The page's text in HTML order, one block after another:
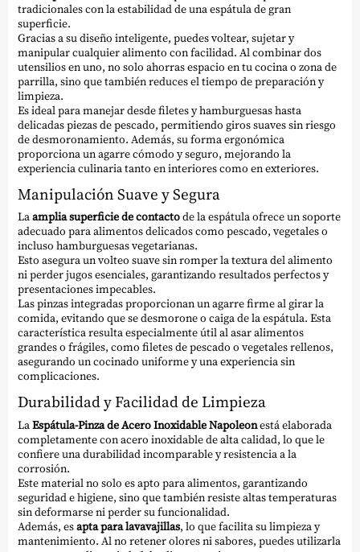
tradicionales con la estabilidad de una espátula de gran
superficie.
Gracias a su diseño inteligente, puedes voltear, sujetar y
manipular cualquier alimento con facilidad. Al combinar dos
utensilios en uno, no solo ahorras espacio en tu cocina o zona de
parrilla, sino que también reduces el tiempo de preparación y
limpieza.
Es ideal para manejar desde filetes y hamburguesas hasta
delicadas piezas de pescado, permitiendo giros suaves sin riesgo
de desmoronamiento. Además, su forma ergonómica
proporciona un agarre cómodo y seguro, mejorando la
experiencia culinaria tanto en interiores como en exteriores.
Manipulación Suave y Segura
Laamplia superficie de contactode la espátula ofrece un soporte
adecuado para alimentos delicados como pescado, vegetales o
incluso hamburguesas vegetarianas.
Esto asegura un volteo suave sin romper la textura del alimento
ni perder jugos esenciales, garantizando resultados perfectos y
presentaciones impecables.
Las pinzas integradas proporcionan un agarre firme al girar la
comida, evitando que se desmorone o caiga de la espátula. Esta
característica resulta especialmente útil al asar alimentos
grandes o frágiles, como filetes de pescado o vegetales rellenos,
asegurando un cocinado uniforme y una experiencia sin
complicaciones.
Durabilidad y Facilidad de Limpieza
LaEspátula-Pinza de Acero Inoxidable Napoleonestá elaborada
completamente con acero inoxidable de alta calidad, lo que le
confiere una durabilidad incomparable y resistencia a la
corrosión.
Este material no solo es apto para alimentos, garantizando
seguridad e higiene, sino que también resiste altas temperaturas
sin deformarse ni perder su funcionalidad.
Además, esapta para lavavajillas, lo que facilita su limpieza y
mantenimiento. Al no retener olores ni sabores, puedes utilizarla